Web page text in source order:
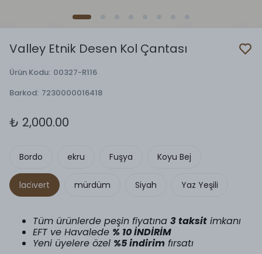
Valley Etnik Desen Kol Çantası
Ürün Kodu: 00327-R116
Barkod: 7230000016418
₺ 2,000.00
Bordo ekru Fuşya Koyu Bej
laci̇vert mürdüm Siyah Yaz Yeşili
Tüm ürünlerde peşin fiyatına 3 taksit imkanı
EFT ve Havalede % 10 İNDİRİM
Yeni üyelere özel %5 indirim fırsatı